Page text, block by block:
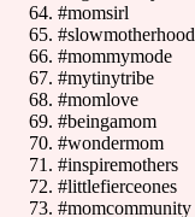
#momsirl
#slowmotherhood
#mommymode
#mytinytribe
#momlove
#beingamom
#wondermom
#inspiremothers
#littlefierceones
#momcommunity